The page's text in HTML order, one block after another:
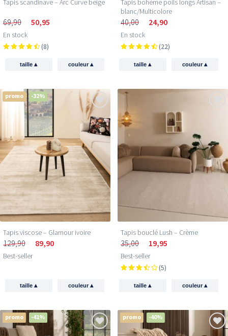
Tapis scandinave – Arc Curve beige
69,90 50,95
En stock
(8)
taille▴ couleur▴
Tapis bohème poils longs Artisan –
blanc/Multicolore
40,00 24,90
En stock
(22)
taille▴ couleur▴
promo -32%
Tapis viscose – Glamour ivoire
129,90 89,90
Best-seller
taille▴ couleur▴
Tapis bouclé Lush – Crème
35,00 19,95
Best-seller
(5)
taille▴ couleur▴
promo -41% promo -40%